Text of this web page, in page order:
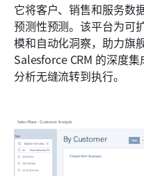
它将客户、销售和服务数
预测性预测。该平台为可
模和自动化洞察，助力旗
Salesforce CRM 的深度
分析无缝流转到执行。